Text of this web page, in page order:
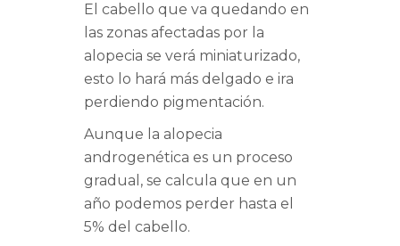
El cabello que va quedando en
las zonas afectadas por la
alopecia se verá miniaturizado,
esto lo hará más delgado e ira
perdiendo pigmentación.
Aunque la alopecia
androgenética es un proceso
gradual, se calcula que en un
año podemos perder hasta el
5% del cabello.